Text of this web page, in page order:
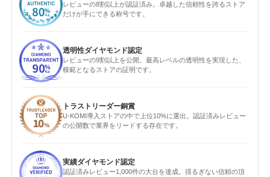
レビューの8割以上が認証済み。卓越した信頼性を誇るストア
だけが手にできる称号です。
透明性ダイヤモンド認定
レビューの9割以上を公開。最高レベルの透明性を実現した、
模範となるストアの証明です。
トラストリーダー銅賞
U-KOMI導入ストアの中で上位10%に選出。認証済みレビュー
の公開数で業界をリードする存在です。
実績ダイヤモンド認定
認証済みレビュー1,000件の大台を達成。揺るぎない信頼の頂